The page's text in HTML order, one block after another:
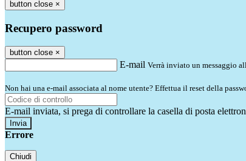
button close ×
Recupero password
button close ×
E-mail Verrà inviato un messaggio
Non hai una e-mail associata al nome utente? Effettua il reset della
E-mail inviata, si prega di controllare la casella di posta
Errore
Chiudi